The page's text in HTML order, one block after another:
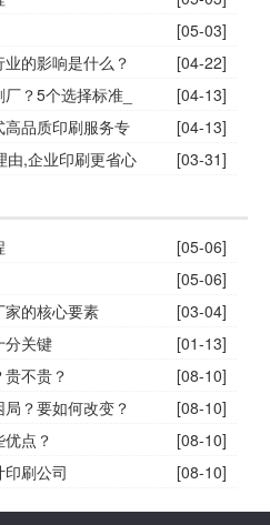
[05-03]
的影响是什么？
[04-22]
？5个选择标准_
[04-13]
品质印刷服务专
[04-13]
由,企业印刷更省心
[03-31]
[05-06]
[05-06]
的核心要素
[03-04]
分关键
[01-13]
不贵？
[08-10]
？要如何改变？
[08-10]
点？
[08-10]
刷公司
[08-10]